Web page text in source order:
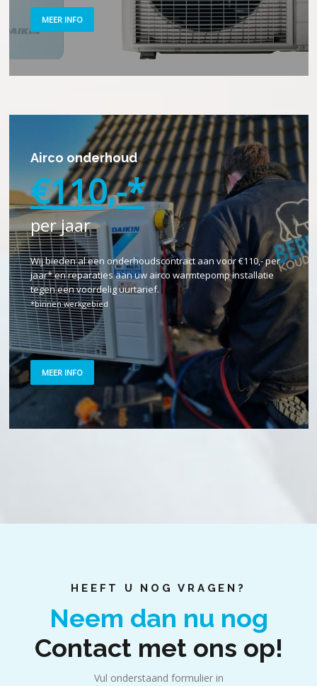
MEER INFO
Airco onderhoud
€110,-*
per jaar
Wij bieden al een onderhoudscontract aan voor €110,- per
jaar* en reparaties aan uw airco warmtepomp installatie
tegen een voordelig uurtarief.
*binnen werkgebied
MEER INFO
HEEFT U NOG VRAGEN?
Neem dan nu nog
Contact met ons op!
Vul onderstaand formulier in